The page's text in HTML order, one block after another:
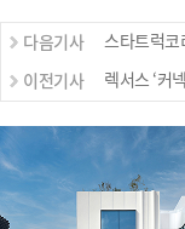
다음기사 스타트럭코
이전기사 렉서스 ‘커